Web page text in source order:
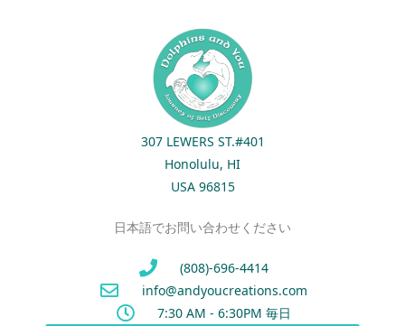
307 LEWERS ST.#401
Honolulu, HI
USA 96815
日本語でお問い合わせください
(808)-696-4414
info@andyoucreations.com
7:30 AM - 6:30PM 毎日